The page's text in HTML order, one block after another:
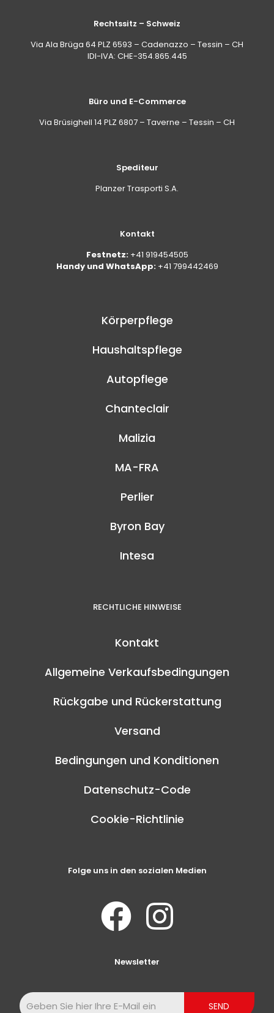
Rechtssitz – Schweiz
Via Ala Brüga 64 PLZ 6593 – Cadenazzo – Tessin – CH
IDI-IVA: CHE-354.865.445
Büro und E-Commerce
Via Brüsighell 14 PLZ 6807 – Taverne – Tessin – CH
Spediteur
Planzer Trasporti S.A.
Kontakt
Festnetz: +41 919454505
Handy und WhatsApp: +41 799442469
Körperpflege
Haushaltspflege
Autopflege
Chanteclair
Malizia
MA-FRA
Perlier
Byron Bay
Intesa
RECHTLICHE HINWEISE
Kontakt
Allgemeine Verkaufsbedingungen
Rückgabe und Rückerstattung
Versand
Bedingungen und Konditionen
Datenschutz-Code
Cookie-Richtlinie
Folge uns in den sozialen Medien
Newsletter